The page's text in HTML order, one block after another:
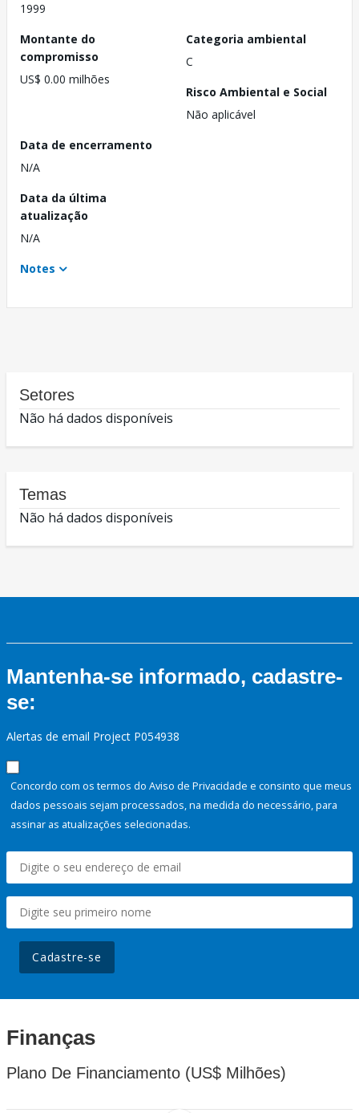
1999
Montante do
compromisso
US$ 0.00 milhões
Categoria ambiental
C
Risco Ambiental e Social
Não aplicável
Data de encerramento
N/A
Data da última
atualização
N/A
Notes
Setores
Não há dados disponíveis
Temas
Não há dados disponíveis
Mantenha-se informado, cadastre-
se:
Alertas de email Project P054938
Concordo com os termos do Aviso de Privacidade e consinto que meus
dados pessoais sejam processados, na medida do necessário, para
assinar as atualizações selecionadas.
Cadastre-se
Finanças
Plano De Financiamento (US$ Milhões)